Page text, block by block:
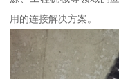
用的连接解决方案。